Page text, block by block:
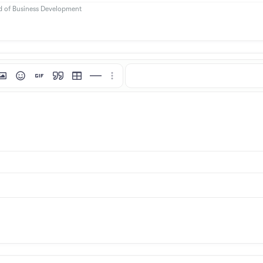
of Business Development
ekleekle
İfadelerGIF ekle
Alıntı Tablo ekleYatay çizgi ekle
Daha fazla seçenek…